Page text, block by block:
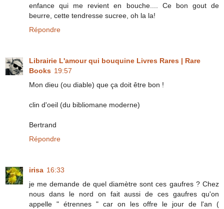
enfance qui me revient en bouche.... Ce bon gout de
beurre, cette tendresse sucree, oh la la!
Répondre
Librairie L'amour qui bouquine Livres Rares | Rare
Books 19:57
Mon dieu (ou diable) que ça doit être bon !
clin d'oeil (du bibliomane moderne)
Bertrand
Répondre
irisa 16:33
je me demande de quel diamètre sont ces gaufres ? Chez
nous dans le nord on fait aussi de ces gaufres qu'on
appelle " étrennes " car on les offre le jour de l'an (